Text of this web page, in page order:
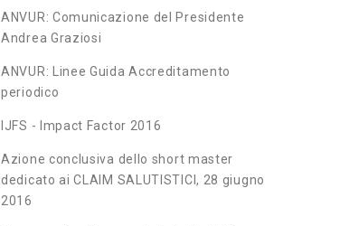
ANVUR: Comunicazione del Presidente
Andrea Graziosi
ANVUR: Linee Guida Accreditamento
periodico
IJFS - Impact Factor 2016
Azione conclusiva dello short master
dedicato ai CLAIM SALUTISTICI, 28 giugno
2016